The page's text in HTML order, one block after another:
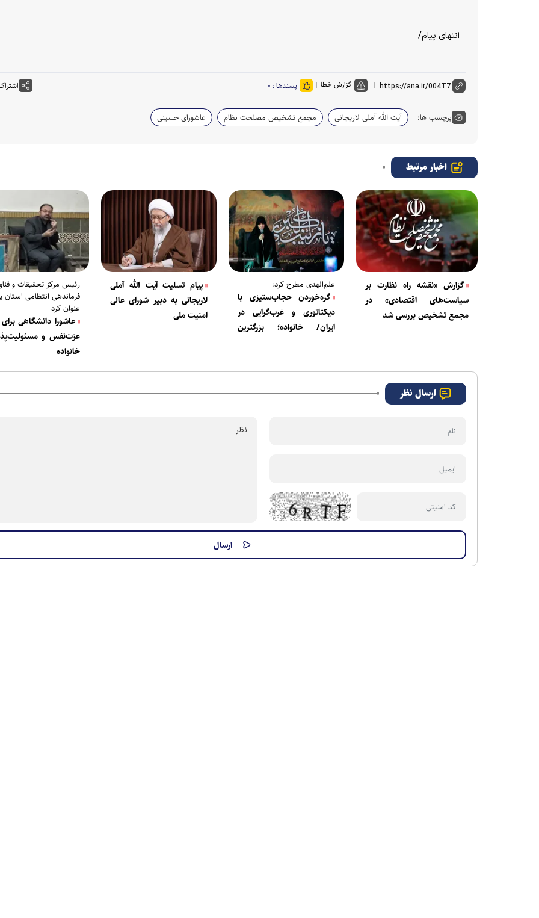
انتهای پیام/
گزارش خطا پسندها : ۰
برچسب ها: آیت الله آملی لاریجانی مجمع تشخیص مصلحت نظام عاشورای حسینی
اخبار مرتبط
گزارش «نقشه راه نظارت بر
سیاست‌های اقتصادی» در
مجمع تشخیص بررسی شد
علم‌الهدی مطرح کرد:
گره‌خوردن حجاب‌ستیزی با
دیکتاتوری و غرب‌گرایی در
ایران/ خانواده؛ بزرگترین
پیام تسلیت آیت الله آملی
لاریجانی به دبیر شورای عالی
امنیت ملی
رئیس مرکز تحقیقات و
فرماندهی انتظامی استان
عنوان کرد
عاشورا دانشگاهی
عزت‌نفس و
خانواده
ارسال نظر